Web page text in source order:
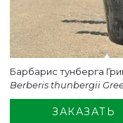
Барбарис тунберга
Berberis thunbergii
ЗАКАЗАТЬ